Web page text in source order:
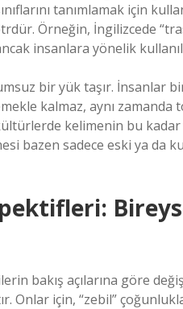
tanımlamak için
Örneğin, İngilizcede
insanlara yönelik
bir yük taşır. İnsanlar
kalmaz, aynı
kelimenin bu kadar
bazen sadece eski ya da
bakış açılarına göre
Onlar için, “zebil”